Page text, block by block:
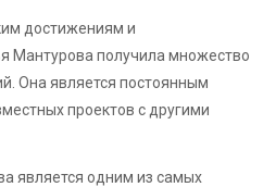
достижениям и
Мантурова получила множество
Она является постоянным
проектов с другими
является одним из самых